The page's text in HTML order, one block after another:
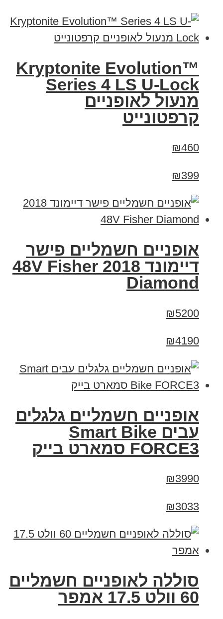
Kryptonite Evolution™
Series 4 LS U-Lock
מנעול לאופניים
קרפטונייט
₪460
₪399
אופניים חשמליים פישר
דיימונד 2018 48V Fisher
Diamond
₪5200
₪4190
אופניים חשמליים גלגלים
עבים Smart Bike
FORCE3 סמארט בייק
₪3990
₪3033
סוללה לאופניים חשמליים
60 וולט 17.5 אמפר